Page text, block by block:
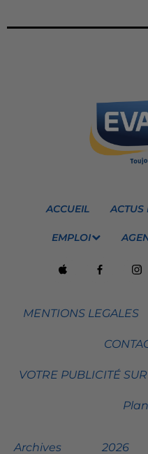
ACCUEIL ACTUS
EMPLOI
MENTIONS LEGALES
VOTRE PUBLICITÉ
Archives 2026